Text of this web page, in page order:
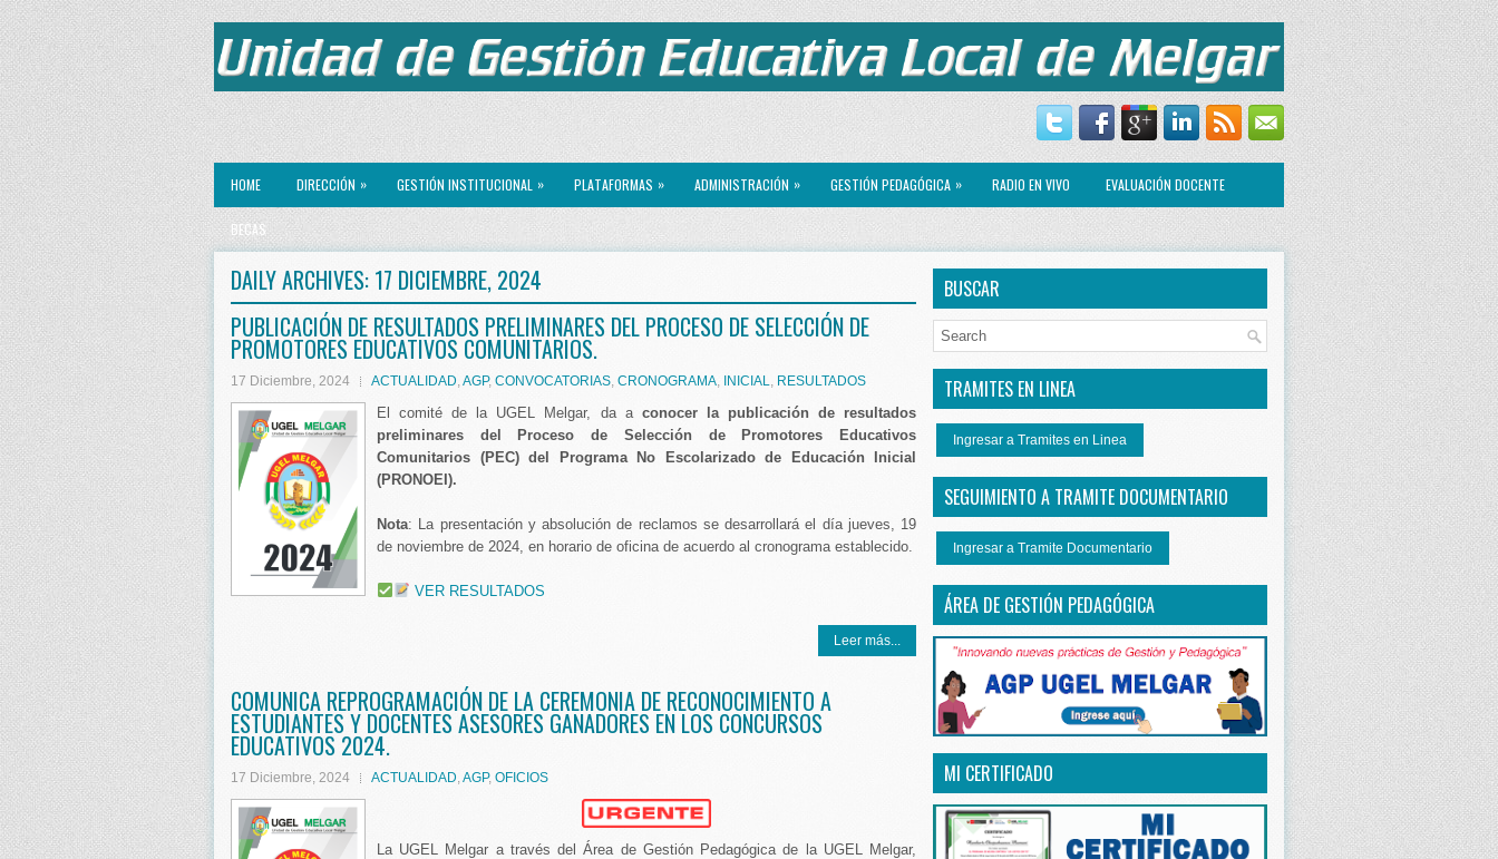
HOME DIRECCIÓN » GESTIÓN INSTITUCIONAL » PLATAFORMAS » ADMINISTRACIÓN » GESTIÓN PEDAGÓGICA » RADIO EN VIVO EVALUACIÓN DOCENTE
BECAS
DAILY ARCHIVES: 17 DICIEMBRE, 2024
PUBLICACIÓN DE RESULTADOS PRELIMINARES DEL PROCESO DE SELECCIÓN DE
PROMOTORES EDUCATIVOS COMUNITARIOS.
17 Diciembre, 2024 ACTUALIDAD AGP, CONVOCATORIAS CRONOGRAMA INICIAL RESULTADOS
El comité de la UGEL Melgar, da a conocer la publicación de resultados
preliminares del Proceso de Selección de Promotores Educativos
Comunitarios (PEC) del Programa No Escolarizado de Educación Inicial
(PRONOEI).
Nota: La presentación y absolución de reclamos se desarrollará el día jueves, 19
de noviembre de 2024, en horario de oficina de acuerdo al cronograma establecido.
VER RESULTADOS
Leer más...
COMUNICA REPROGRAMACIÓN DE LA CEREMONIA DE RECONOCIMIENTO A
ESTUDIANTES Y DOCENTES ASESORES GANADORES EN LOS CONCURSOS
EDUCATIVOS 2024.
17 Diciembre, 2024 ACTUALIDAD AGP, OFICIOS
La UGEL Melgar a través del Área de Gestión Pedagógica de la UGEL Melgar,
BUSCAR
TRAMITES EN LINEA
Ingresar a Tramites en Linea
SEGUIMIENTO A TRAMITE DOCUMENTARIO
Ingresar a Tramite Documentario
ÁREA DE GESTIÓN PEDAGÓGICA
MI CERTIFICADO